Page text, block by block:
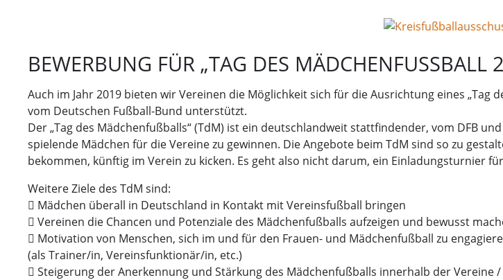
BEWERBUNG FÜR „TAG DES MÄDCHENFUSSBALL
Auch im Jahr 2019 bieten wir Vereinen die Möglichkeit sich für die Ausrichtung eines
vom Deutschen Fußball-Bund unterstützt.
Der „Tag des Mädchenfußballs“ (TdM) ist ein deutschlandweit stattfindender, vom DFB
spielende Mädchen für die Vereine zu gewinnen. Die Angebote beim TdM sind so zu
bekommen, künftig im Verein zu kicken. Es geht also nicht darum, ein Einladungsturnier
Weitere Ziele des TdM sind:
 Mädchen überall in Deutschland in Kontakt mit Vereinsfußball bringen
 Vereinen die Chancen und Potenziale des Mädchenfußballs aufzeigen und bewusst
 Motivation von Menschen, sich im und für den Frauen- und Mädchenfußball zu
(als Trainer/in, Vereinsfunktionär/in, etc.)
 Steigerung der Anerkennung und Stärkung des Mädchenfußballs innerhalb der Vereine